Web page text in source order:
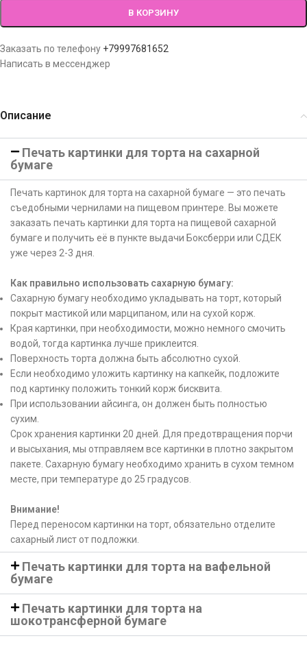
В КОРЗИНУ
Заказать по телефону +79997681652
Написать в мессенджер
Описание
Печать картинки для торта на сахарной
бумаге
Печать картинок для торта на сахарной бумаге — это печать
съедобными чернилами на пищевом принтере. Вы можете
заказать печать картинки для торта на пищевой сахарной
бумаге и получить её в пункте выдачи Боксберри или СДЕК
уже через 2-3 дня.
Как правильно использовать сахарную бумагу:
Сахарную бумагу необходимо укладывать на торт, который
покрыт мастикой или марципаном, или на сухой корж.
Края картинки, при необходимости, можно немного смочить
водой, тогда картинка лучше приклеится.
Поверхность торта должна быть абсолютно сухой.
Если необходимо уложить картинку на капкейк, подложите
под картинку положить тонкий корж бисквита.
При использовании айсинга, он должен быть полностью
сухим.
Срок хранения картинки 20 дней. Для предотвращения порчи
и высыхания, мы отправляем все картинки в плотно закрытом
пакете. Сахарную бумагу необходимо хранить в сухом темном
месте, при температуре до 25 градусов.
Внимание!
Перед переносом картинки на торт, обязательно отделите
сахарный лист от подложки.
Печать картинки для торта на вафельной
бумаге
Печать картинки для торта на
шокотрансферной бумаге